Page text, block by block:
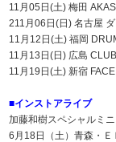
11月05日(土) 梅田
211月06日(日) 名古屋
11月12日(土) 福岡
11月13日(日) 広島
11月19日(土) 新宿 FACE
■インストアライブ
加藤和樹スペシャルミ
6月18日（土）青森・